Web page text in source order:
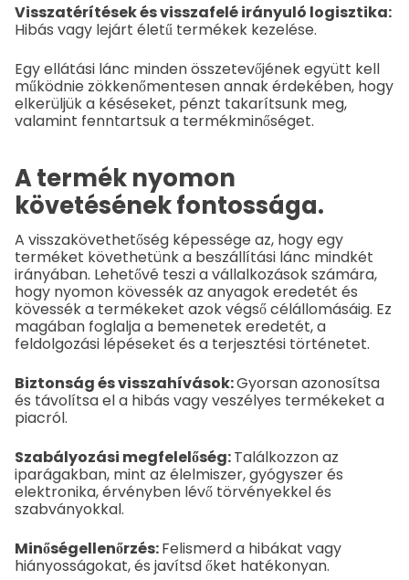
Visszatérítések és visszafelé irányuló logisztika:
Hibás vagy lejárt életű termékek kezelése.
Egy ellátási lánc minden összetevőjének együtt kell
működnie zökkenőmentesen annak érdekében, hogy
elkerüljük a késéseket, pénzt takarítsunk meg,
valamint fenntartsuk a termékminőséget.
A termék nyomon
követésének fontossága.
A visszakövethetőség képessége az, hogy egy
terméket követhetünk a beszállítási lánc mindkét
irányában. Lehetővé teszi a vállalkozások számára,
hogy nyomon kövessék az anyagok eredetét és
kövessék a termékeket azok végső célállomásáig. Ez
magában foglalja a bemenetek eredetét, a
feldolgozási lépéseket és a terjesztési történetet.
Biztonság és visszahívások:Gyorsan azonosítsa
és távolítsa el a hibás vagy veszélyes termékeket a
piacról.
Szabályozási megfelelőség:Találkozzon az
iparágakban, mint az élelmiszer, gyógyszer és
elektronika, érvényben lévő törvényekkel és
szabványokkal.
Minőségellenőrzés:Felismerd a hibákat vagy
hiányosságokat, és javítsd őket hatékonyan.